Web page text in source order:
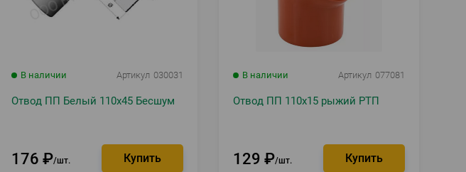
В наличии Артикул 030031
Отвод ПП Белый 110х45 Бесшум
176 ₽ шт.
В наличии Артикул 077081
Отвод ПП 110х15 рыжий РТП
129 ₽ шт.